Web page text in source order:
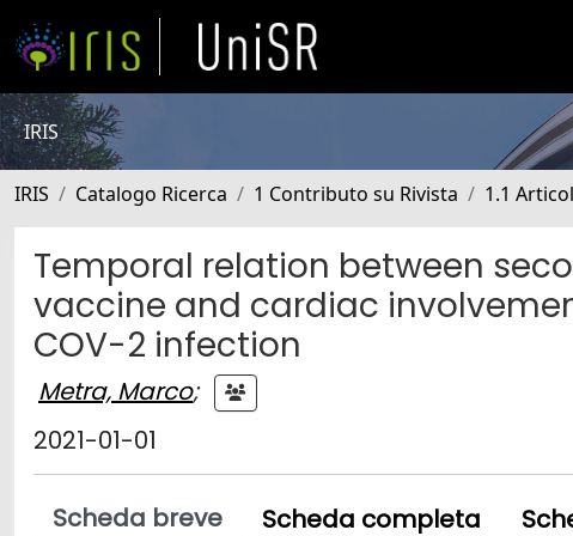
IRIS
IRIS Catalogo Ricerca 1 Contributo su Rivista 1.1
Temporal relation between
vaccine and cardiac
COV-2 infection
Metra, Marco;
2021-01-01
Scheda breve Scheda completa